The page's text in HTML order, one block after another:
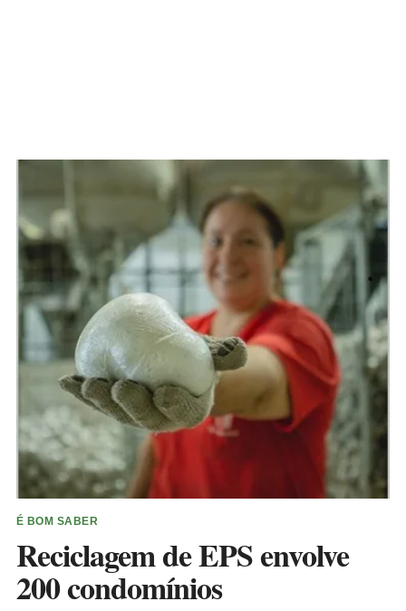
É BOM SABER
Reciclagem de EPS envolve
200 condomínios